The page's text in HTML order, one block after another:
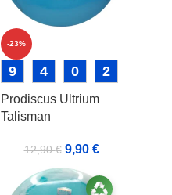
-23%
9 4 0 2
Prodiscus Ultrium
Talisman
12,90€ 9,90 €